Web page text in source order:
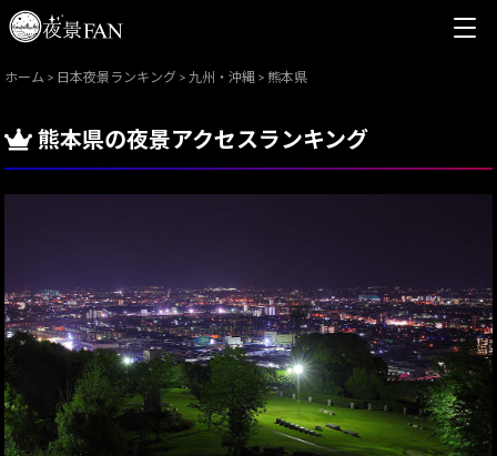
ホーム > 日本夜景ランキング >九州・沖縄 >熊本県
熊本県の夜景アクセスランキング